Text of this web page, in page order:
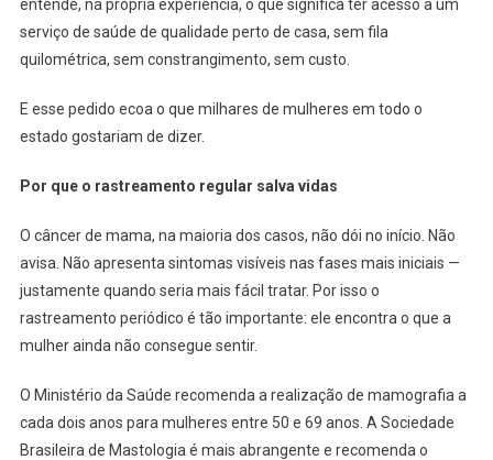
entende, na própria experiência, o que significa ter acesso a um
serviço de saúde de qualidade perto de casa, sem fila
quilométrica, sem constrangimento, sem custo.
E esse pedido ecoa o que milhares de mulheres em todo o
estado gostariam de dizer.
Por que o rastreamento regular salva vidas
O câncer de mama, na maioria dos casos, não dói no início. Não
avisa. Não apresenta sintomas visíveis nas fases mais iniciais —
justamente quando seria mais fácil tratar. Por isso o
rastreamento periódico é tão importante: ele encontra o que a
mulher ainda não consegue sentir.
O Ministério da Saúde recomenda a realização de mamografia a
cada dois anos para mulheres entre 50 e 69 anos. A Sociedade
Brasileira de Mastologia é mais abrangente e recomenda o